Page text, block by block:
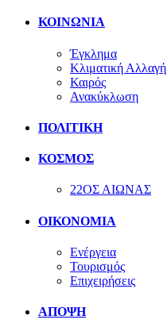
ΚΟΙΝΩΝΙΑ
Έγκλημα
Κλιματική Αλλαγή
Καιρός
Ανακύκλωση
ΠΟΛΙΤΙΚΗ
ΚΟΣΜΟΣ
22ΟΣ ΑΙΩΝΑΣ
ΟΙΚΟΝΟΜΙΑ
Ενέργεια
Τουρισμός
Επιχειρήσεις
ΑΠΟΨΗ